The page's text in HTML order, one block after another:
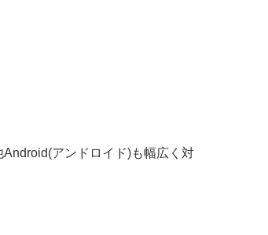
Android(アンドロイド)も幅広く対